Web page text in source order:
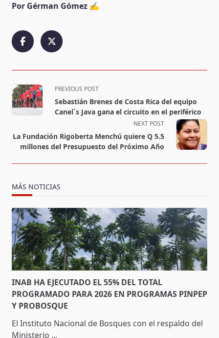
Por Gérman Gómez ✍️
<span
class="nav-
subtitle
reader-
text">Page</span>
PREVIOUS POST
Sebastián Brenes de Costa Rica del equipo
Canel´s Java gana el circuito en el periférico
NEXT POST
La Fundación Rigoberta Menchú quiere Q 5.5
millones del Presupuesto del Próximo Año
MÁS NOTICIAS
INAB HA EJECUTADO EL 55% DEL TOTAL
PROGRAMADO PARA 2026 EN PROGRAMAS PINPEP
Y PROBOSQUE
El Instituto Nacional de Bosques con el respaldo del
Ministerio ...